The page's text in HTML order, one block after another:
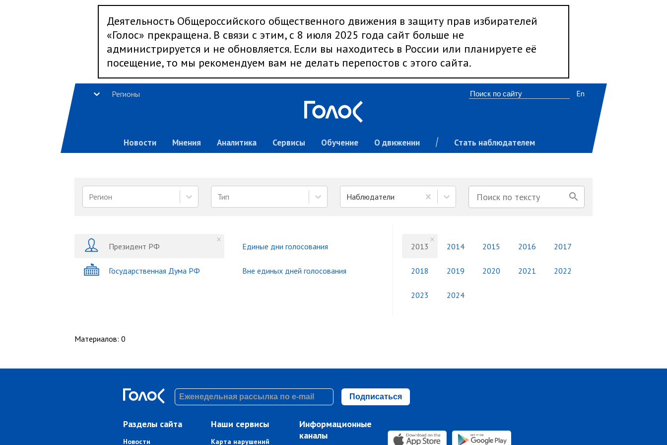
Деятельность Общероссийского общественного движения в защиту прав избирателей
«Голос» прекращена. В связи с этим, с 8 июля 2025 года сайт больше не
администрируется и не обновляется. Если вы находитесь в России или планируете её
посещение, то мы рекомендуем вам не делать перепостов с этого сайта.
Регионы
Новости Мнения Аналитика Сервисы Обучение О движении Стать наблюдателем
En
Регион Тип Наблюдатели
Президент РФ
Государственная Дума РФ
Единые дни голосования
Вне единых дней голосования
2013 2014 2015 2016 2017
2018 2019 2020 2021 2022
2023 2024
Материалов: 0
Подписаться
Разделы сайта
Новости
Наши сервисы
Карта нарушений
Информационные
каналы